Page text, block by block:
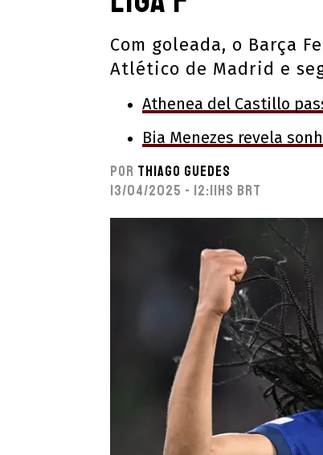
Com goleada, o Barça
Atlético de Madrid e
Athenea del Castillo
Bia Menezes revela
Por Thiago Guedes
13/04/2025 - 12:11hs BRT